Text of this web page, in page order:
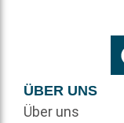
ÜBER UNS
Über uns